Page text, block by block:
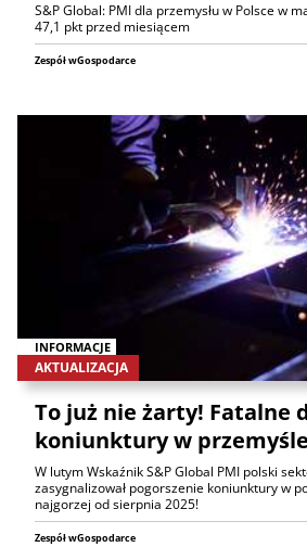
S&P Global: PMI dla przemysłu w Polsce w
47,1 pkt przed miesiącem
Zespół wGospodarce
INFORMACJE
AKTUALIZACJA
To już nie żarty! Fatalne
koniunktury w przemyśle
W lutym Wskaźnik S&P Global PMI polski
zasygnalizował pogorszenie koniunktury w
najgorzej od sierpnia 2025!
Zespół wGospodarce